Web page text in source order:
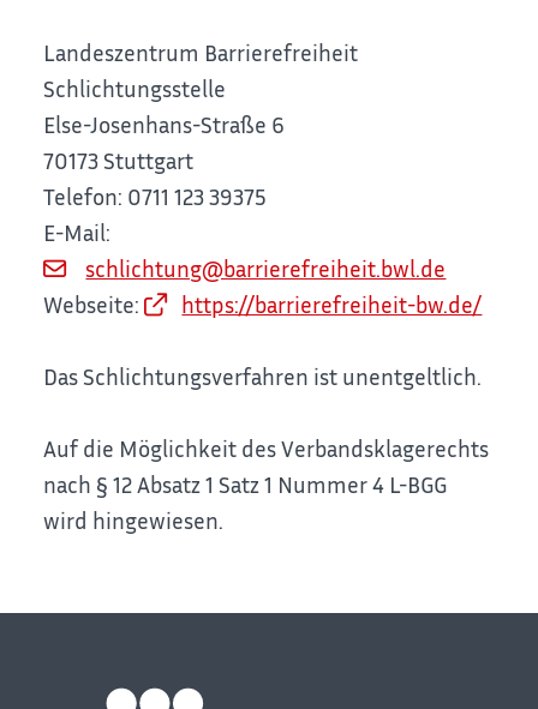
Landeszentrum Barrierefreiheit
Schlichtungsstelle
Else-Josenhans-Straße 6
70173 Stuttgart
Telefon: 0711 123 39375
E-Mail:
schlichtung@barrierefreiheit.bwl.de
Webseite:
https://barrierefreiheit-bw.de/
Das Schlichtungsverfahren ist unentgeltlich.
Auf die Möglichkeit des Verbandsklagerechts
nach § 12 Absatz 1 Satz 1 Nummer 4 L-BGG
wird hingewiesen.